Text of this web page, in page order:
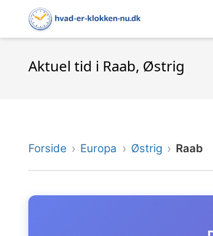
Aktuel tid i Raab, Østrig
Forside Europa Østrig Raab